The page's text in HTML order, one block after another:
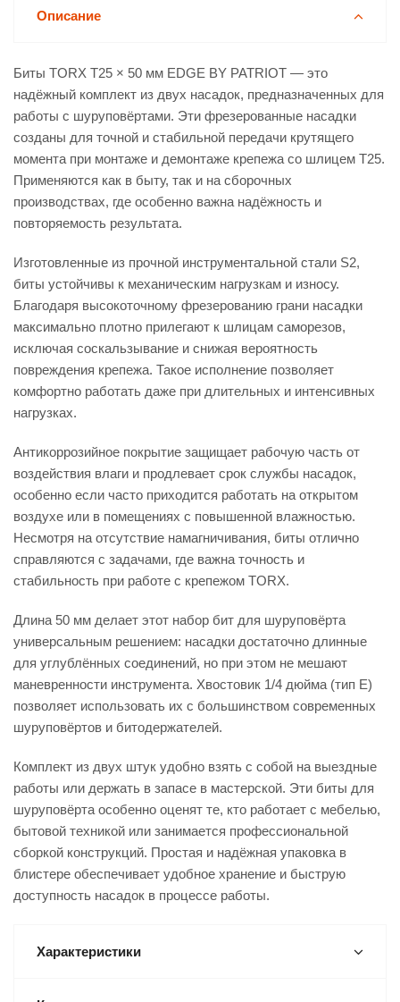
Описание
Биты TORX T25 × 50 мм EDGE BY PATRIOT — это
надёжный комплект из двух насадок, предназначенных для
работы с шуруповёртами. Эти фрезерованные насадки
созданы для точной и стабильной передачи крутящего
момента при монтаже и демонтаже крепежа со шлицем T25.
Применяются как в быту, так и на сборочных
производствах, где особенно важна надёжность и
повторяемость результата.
Изготовленные из прочной инструментальной стали S2,
биты устойчивы к механическим нагрузкам и износу.
Благодаря высокоточному фрезерованию грани насадки
максимально плотно прилегают к шлицам саморезов,
исключая соскальзывание и снижая вероятность
повреждения крепежа. Такое исполнение позволяет
комфортно работать даже при длительных и интенсивных
нагрузках.
Антикоррозийное покрытие защищает рабочую часть от
воздействия влаги и продлевает срок службы насадок,
особенно если часто приходится работать на открытом
воздухе или в помещениях с повышенной влажностью.
Несмотря на отсутствие намагничивания, биты отлично
справляются с задачами, где важна точность и
стабильность при работе с крепежом TORX.
Длина 50 мм делает этот набор бит для шуруповёрта
универсальным решением: насадки достаточно длинные
для углублённых соединений, но при этом не мешают
маневренности инструмента. Хвостовик 1/4 дюйма (тип E)
позволяет использовать их с большинством современных
шуруповёртов и битодержателей.
Комплект из двух штук удобно взять с собой на выездные
работы или держать в запасе в мастерской. Эти биты для
шуруповёрта особенно оценят те, кто работает с мебелью,
бытовой техникой или занимается профессиональной
сборкой конструкций. Простая и надёжная упаковка в
блистере обеспечивает удобное хранение и быструю
доступность насадок в процессе работы.
Характеристики